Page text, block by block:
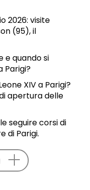
2026: visite
(95), il
e quando si
Parigi?
XIV a Parigi?
apertura delle
seguire corsi di
di Parigi.